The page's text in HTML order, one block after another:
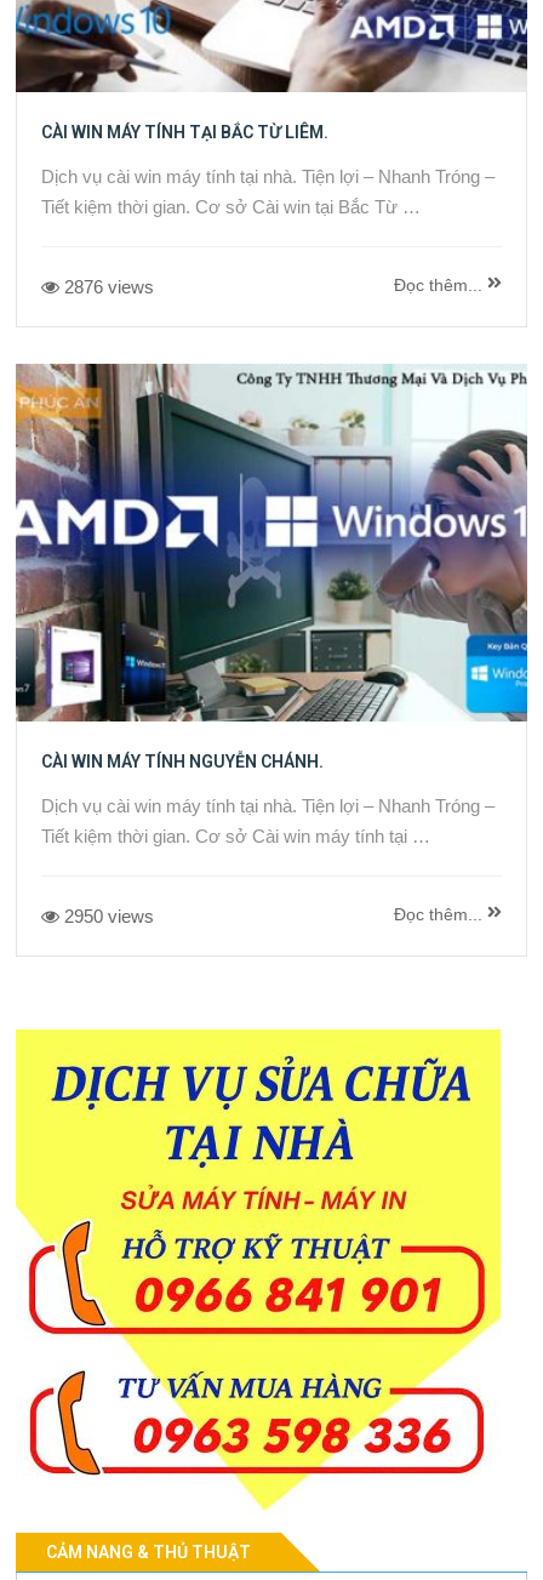
CÀI WIN MÁY TÍNH TẠI BẮC TỪ LIÊM.
Dịch vụ cài win máy tính tại nhà. Tiện lợi – Nhanh Tróng –
Tiết kiệm thời gian. Cơ sở Cài win tại Bắc Từ …
2876 views Đọc thêm...
CÀI WIN MÁY TÍNH NGUYỄN CHÁNH.
Dịch vụ cài win máy tính tại nhà. Tiện lợi – Nhanh Tróng –
Tiết kiệm thời gian. Cơ sở Cài win máy tính tại …
2950 views Đọc thêm...
CẢM NANG & THỦ THUẬT